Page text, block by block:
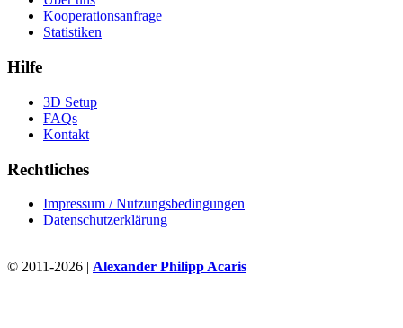
Kooperationsanfrage
Statistiken
Hilfe
3D Setup
FAQs
Kontakt
Rechtliches
Impressum / Nutzungsbedingungen
Datenschutzerklärung
© 2011-2026 | Alexander Philipp Acaris